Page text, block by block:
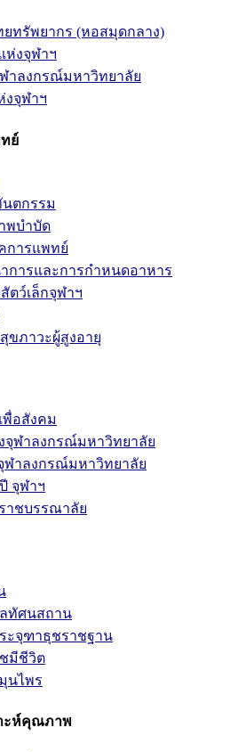
ยทรัพยากร (หอสมุดกลาง)
ห่งจุฬาฯ
าลงกรณ์มหาวิทยาลัย
งจุฬาฯ
ย์
ตกรรม
พบำบัด
การแพทย์
การและการกำหนดอาหาร
ตว์เล็กจุฬาฯ
ขภาวะผู้สูงอายุ
พื่อสังคม
จุฬาลงกรณ์มหาวิทยาลัย
ฬาลงกรณ์มหาวิทยาลัย
จุฬาฯ
าชบรรณาลัย
ทัศนสถาน
จุฑาธุชราชฐาน
มีชีวิต
นไพร
ะห์คุณภาพ